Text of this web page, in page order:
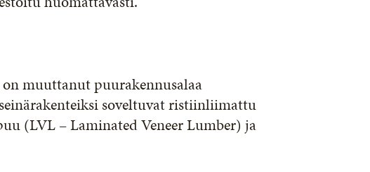
muuttanut puurakennusalaa
soveltuvat ristiinliimattu
(LVL – Laminated Veneer Lumber) ja